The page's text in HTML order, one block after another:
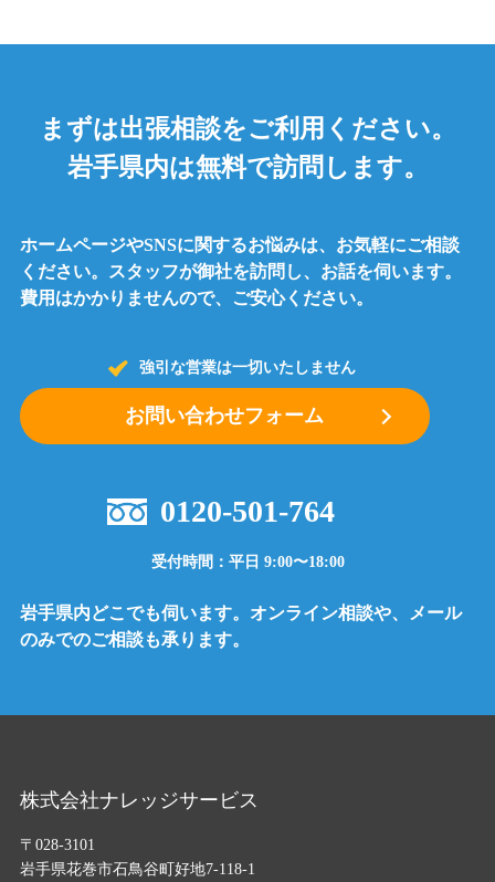
まずは出張相談をご利用ください。
岩手県内は無料で訪問します。
ホームページやSNSに関するお悩みは、お気軽にご相談
ください。
スタッフが御社を訪問し、お話を伺います。
費用はかかりませんので、ご安心ください。
強引な営業は一切いたしません
お問い合わせフォーム
0120-501-764
受付時間：平日 9:00〜18:00
岩手県内どこでも伺います。オンライン相談や、メール
のみでのご相談も承ります。
株式会社ナレッジサービス
〒028-3101
岩手県花巻市石鳥谷町好地7-118-1